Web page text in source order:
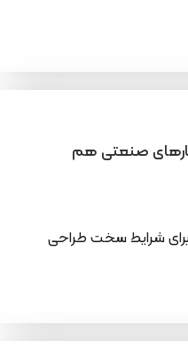
صنعتی هم
شرایط سخت طراحی